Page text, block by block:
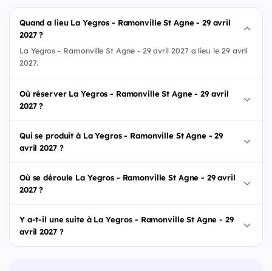
Quand a lieu La Yegros - Ramonville St Agne - 29 avril
2027 ?
La Yegros - Ramonville St Agne - 29 avril 2027 a lieu le 29 avril
2027.
Où réserver La Yegros - Ramonville St Agne - 29 avril
2027 ?
Qui se produit à La Yegros - Ramonville St Agne - 29
avril 2027 ?
Où se déroule La Yegros - Ramonville St Agne - 29 avril
2027 ?
Y a-t-il une suite à La Yegros - Ramonville St Agne - 29
avril 2027 ?